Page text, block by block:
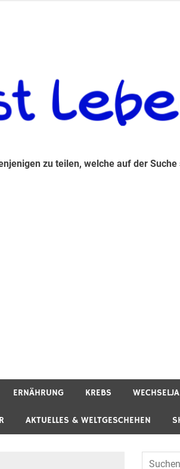
zu teilen, welche auf der
ERNÄHRUNG KREBS
AKTUELLES & WELTGESCHEHEN